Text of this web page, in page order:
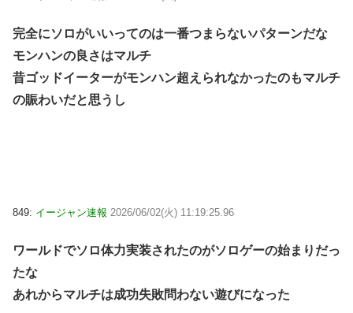
完全にソロがいいってのは一番つまらないパターンだな
モンハンの良さはマルチ
昔ゴッドイーターがモンハン超えられなかったのもマルチ
の賑わいだと思うし
849: イージャン速報 2026/06/02(火) 11:19:25.96
ワールドでソロ体力実装されたのがソロゲーの始まりだっ
たな
あれからマルチは成功失敗問わない遊びになった